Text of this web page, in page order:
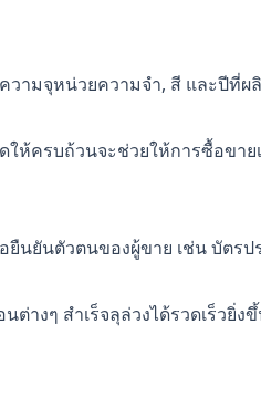
ามจุหน่วยความจำ, สี และปีที่
ให้ครบถ้วนจะช่วยให้การซื้อขา
ยืนยันตัวตนของผู้ขาย เช่น บัต
างๆ สำเร็จลุล่วงได้รวดเร็วยิ่ง